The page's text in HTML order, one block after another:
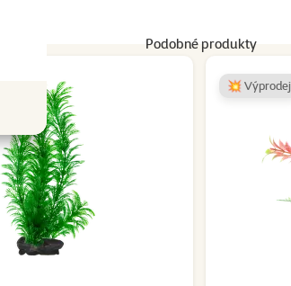
Podobné produkty
💥 Výprodej